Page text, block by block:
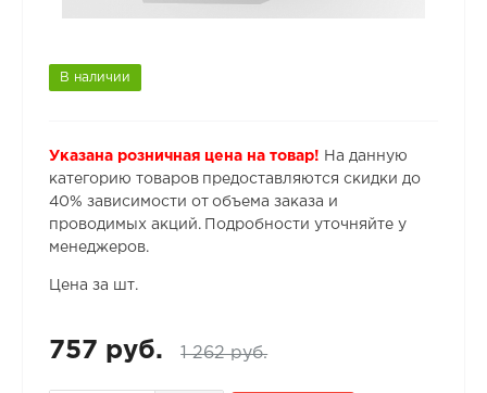
В наличии
Указана розничная цена на товар! На данную
категорию товаров предоставляются скидки до
40% зависимости от объема заказа и
проводимых акций. Подробности уточняйте у
менеджеров.
Цена за шт.
757 руб. 1 262 руб.